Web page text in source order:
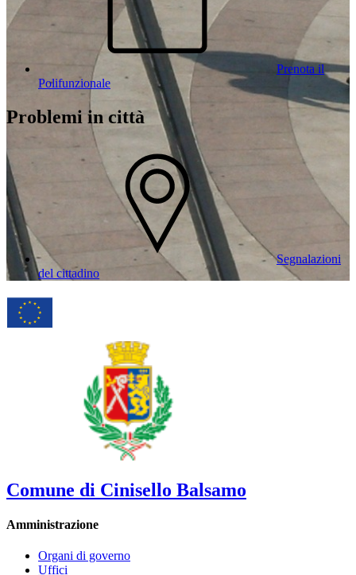
Prenota il
Polifunzionale
Problemi in città
Segnalazioni
del cittadino
Comune di Cinisello Balsamo
Amministrazione
Organi di governo
Uffici